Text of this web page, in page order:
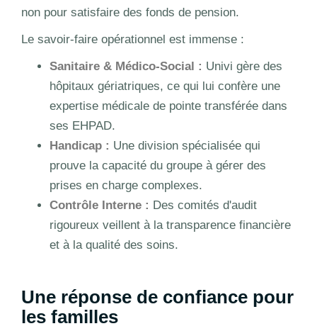
non pour satisfaire des fonds de pension.
Le savoir-faire opérationnel est immense :
Sanitaire & Médico-Social : Univi gère des
hôpitaux gériatriques, ce qui lui confère une
expertise médicale de pointe transférée dans
ses EHPAD.
Handicap : Une division spécialisée qui
prouve la capacité du groupe à gérer des
prises en charge complexes.
Contrôle Interne : Des comités d'audit
rigoureux veillent à la transparence financière
et à la qualité des soins.
Une réponse de confiance pour
les familles